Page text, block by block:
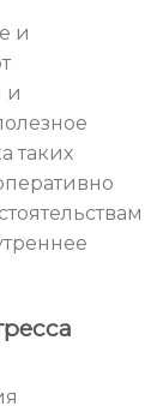
и
и
таких